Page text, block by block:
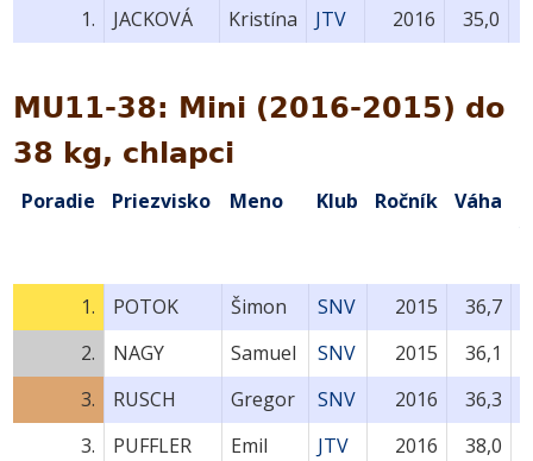
1.
JACKOVÁ Kristína JTV 2016 35,0
MU11-38: Mini (2016-2015) do
38 kg, chlapci
Poradie Priezvisko Meno Klub Ročník Váha
1.
POTOK Šimon SNV 2015
36,7
2.
NAGY Samuel SNV 2015
36,1
3.
RUSCH Gregor SNV 2016
36,3
3.
PUFFLER Emil JTV 2016
38,0